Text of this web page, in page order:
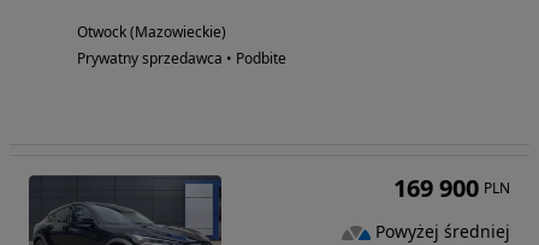
Otwock (Mazowieckie)
Prywatny sprzedawca • Podbite
169 900 PLN
Powyżej średniej